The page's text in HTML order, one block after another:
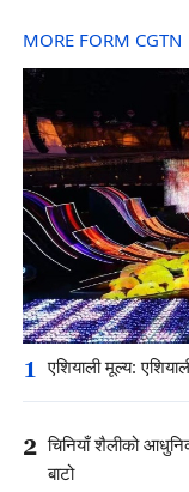
MORE FORM CGTN
1 एशियाली मूल्य:
2 चिनियाँ शैलीको
बाटो